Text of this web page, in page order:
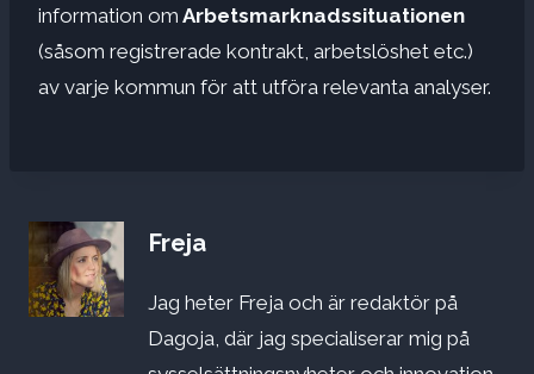
information om Arbetsmarknadssituationen
(såsom registrerade kontrakt, arbetslöshet etc.)
av varje kommun för att utföra relevanta analyser.
Freja
Jag heter Freja och är redaktör på
Dagoja, där jag specialiserar mig på